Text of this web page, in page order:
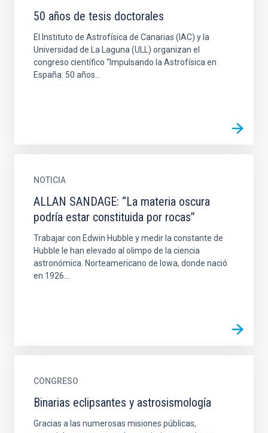
50 años de tesis doctorales
El Instituto de Astrofísica de Canarias (IAC) y la
Universidad de La Laguna (ULL) organizan el
congreso científico “Impulsando la Astrofísica en
España: 50 años...
NOTICIA
ALLAN SANDAGE: “La materia oscura
podría estar constituida por rocas”
Trabajar con Edwin Hubble y medir la constante de
Hubble le han elevado al olimpo de la ciencia
astronómica. Norteamericano de Iowa, donde nació
en 1926...
CONGRESO
Binarias eclipsantes y astrosismología
Gracias a las numerosas misiones públicas,